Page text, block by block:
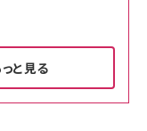
と見る